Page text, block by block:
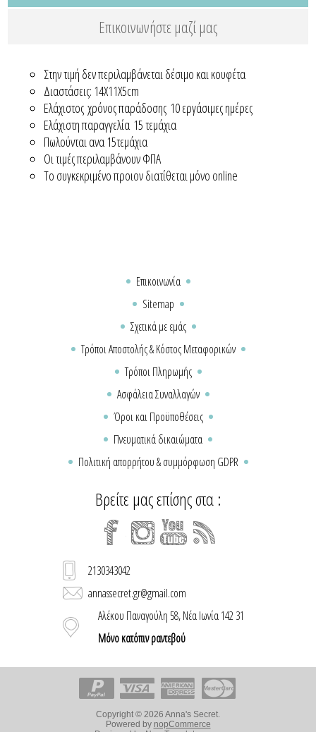
Επικοινωνήστε μαζί μας
Στην τιμή δεν περιλαμβάνεται δέσιμο και κουφέτα
Διαστάσεις: 14Χ11Χ5cm
Ελάχιστος χρόνος παράδοσης 10 εργάσιμες ημέρες
Ελάχιστη παραγγελία 15 τεμάχια
Πωλούνται ανα 15τεμάχια
Οι τιμές περιλαμβάνουν ΦΠΑ
Το συγκεκριμένο προιον διατίθεται μόνο online
Επικοινωνία
Sitemap
Σχετικά με εμάς
Τρόποι Αποστολής & Κόστος Μεταφορικών
Τρόποι Πληρωμής
Ασφάλεια Συναλλαγών
Όροι και Προϋποθέσεις
Πνευματικά δικαιώματα
Πολιτική απορρήτου & συμμόρφωση GDPR
Βρείτε μας επίσης στα :
2130343042
annassecret.gr@gmail.com
Αλέκου Παναγούλη 58, Νέα Ιωνία 142 31
Μόνο κατόπιν ραντεβού
Copyright © 2026 Anna's Secret.
Powered by nopCommerce